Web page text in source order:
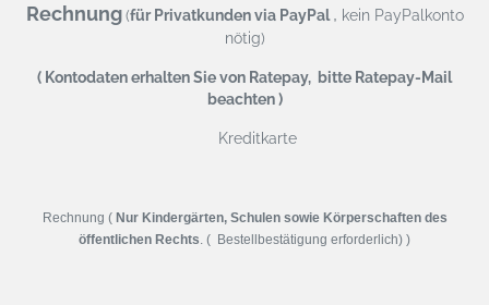
Rechnung (für Privatkunden via PayPal, kein PayPalkonto
nötig)
( Kontodaten erhalten Sie von Ratepay, bitte Ratepay-Mail
beachten )
Kreditkarte
Rechnung ( Nur Kindergärten, Schulen sowie Körperschaften des
öffentlichen Rechts . ( Bestellbestätigung erforderlich) )